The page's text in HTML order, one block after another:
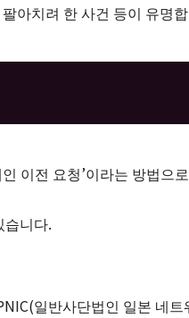
아치려 한 사건 등이 유명
이전 요청’이라는 방법으
습니다.
일반사단법인 일본 네